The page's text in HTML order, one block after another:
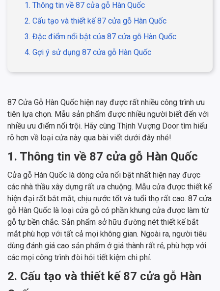
1. Thông tin về 87 cửa gỗ Hàn Quốc
2. Cấu tạo và thiết kế 87 cửa gỗ Hàn Quốc
3. Đặc điểm nổi bật của 87 cửa gỗ Hàn Quốc
4. Gợi ý sử dụng 87 cửa gỗ Hàn Quốc
87 Cửa Gỗ Hàn Quốc hiện nay được rất nhiều công trình ưu
tiên lựa chọn. Mẫu sản phẩm được nhiều người biết đến với
nhiều ưu điểm nổi trội. Hãy cùng Thịnh Vượng Door tìm hiểu
rõ hơn về loại cửa này qua bài viết dưới đây nhé!
1. Thông tin về 87 cửa gỗ Hàn Quốc
Cửa gỗ Hàn Quốc là dòng cửa nổi bật nhất hiện nay được
các nhà thầu xây dựng rất ưa chuộng. Mẫu cửa được thiết kế
hiện đại rất bắt mắt, chịu nước tốt và tuổi thọ rất cao. 87 cửa
gỗ Hàn Quốc là loại cửa gỗ có phần khung cửa được làm từ
gỗ tự bền chắc. Sản phẩm sở hữu đường nét thiết kế bắt
mắt phù hợp với tất cả mọi không gian. Ngoài ra, người tiêu
dùng đánh giá cao sản phẩm ở giá thành rất rẻ, phù hợp với
các mọi công trình đòi hỏi tiết kiệm chi phí.
2. Cấu tạo và thiết kế 87 cửa gỗ Hàn